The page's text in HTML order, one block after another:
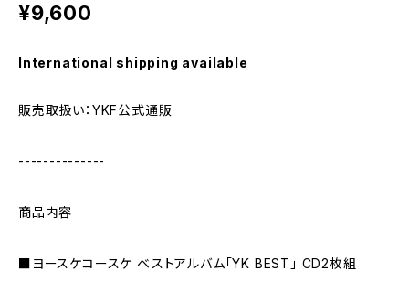
¥9,600
International shipping available
販売取扱い：YKF公式通販
--------------
商品内容
■ヨースケコースケ ベストアルバム「YK BEST」 CD2枚組